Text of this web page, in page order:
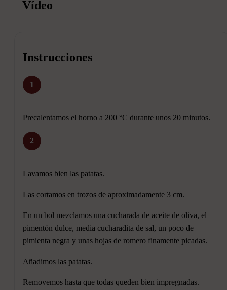
Vídeo
Instrucciones
1
Precalentamos el horno a 200 °C durante unos 20 minutos.
2
Lavamos bien las patatas.
Las cortamos en trozos de aproximadamente 3 cm.
En un bol mezclamos una cucharada de aceite de oliva, el
pimentón dulce, media cucharadita de sal, un poco de
pimienta negra y unas hojas de romero finamente picadas.
Añadimos las patatas.
Removemos hasta que todas queden bien impregnadas.